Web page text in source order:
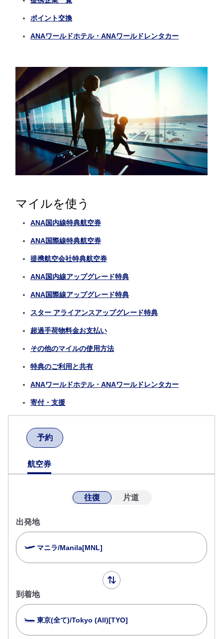
ポイント交換
ANAワールドホテル・ANAワールドレンタカー
マイルを使う
ANA国内線特典航空券
ANA国際線特典航空券
提携航空会社特典航空券
ANA国内線アップグレード特典
ANA国際線アップグレード特典
スター アライアンスアップグレード特典
超過手荷物料金お支払い
その他のマイルの使用方法
特典のご利用と共有
ANAワールドホテル・ANAワールドレンタカー
寄付・支援
予約
航空券
往復 片道
出発地
マニラ/Manila[MNL]
到着地
東京(全て)/Tokyo (All)[TYO]